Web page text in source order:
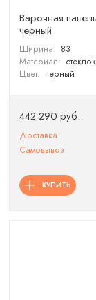
Варочная
чёрный
Ширина: 83
Материал:
Цвет: черный
442 290 руб.
Доставка
Самовывоз
КУПИТЬ